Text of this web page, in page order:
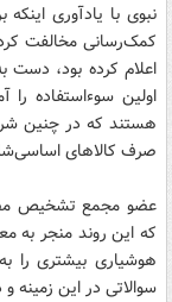
نبوی با یادآوری
کمک‌رسانی مخالفت
اعلام کرده بود، دست
اولین سوءاستفاده
هستند که در چنین
صرف کالاهای
عضو مجمع تشخیص
که این روند منجر به
هوشیاری بیشتری را
سوالاتی در این زمینه و